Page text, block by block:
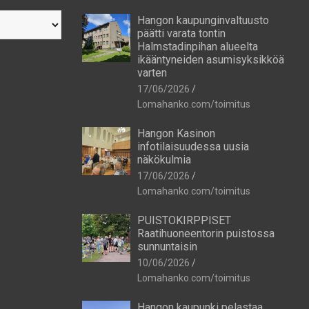
Hangon kaupunginvaltuusto
päätti varata tontin
Halmstadinpihan alueelta
ikääntyneiden asumisyksikköä
varten
17/06/2026
Lomahanko.com/toimitus
Hangon Kasinon
infotilaisuudessa uusia
näkökulmia
17/06/2026
Lomahanko.com/toimitus
PUISTOKIRPPISET
Raatihuoneentorin puistossa
sunnuntaisin
10/06/2026
Lomahanko.com/toimitus